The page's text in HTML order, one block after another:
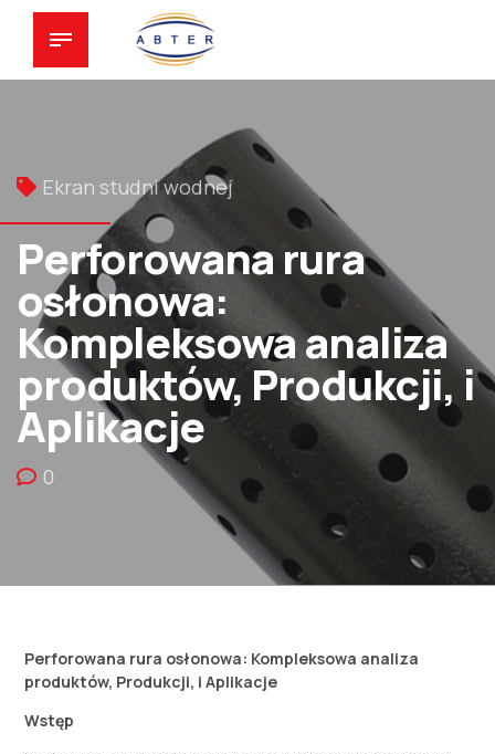
Ekran studni wodnej
Perforowana rura
osłonowa:
Kompleksowa analiza
produktów, Produkcji, i
Aplikacje
0
Perforowana rura osłonowa: Kompleksowa analiza
produktów, Produkcji, i Aplikacje
Wstęp